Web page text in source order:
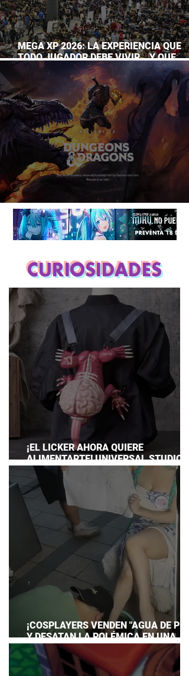
MEGA XP 2026: LA EXPERIENCIA QUE
TODO JUGADOR DEBE VIVIR… Y QUE
AHORA PUEDES DISFRUTAR A TU RITMO
DUNGEONS & DRAGONS ¿TE ATREVES?
CURIOSIDADES
¡EL LICKER AHORA QUIERE
ALIMENTARTE! UNIVERSAL STUDIOS
JAPAN PRESENTA SU TERRORÍFICA
COLECCIÓN DE RESIDENT EVIL
¡COSPLAYERS VENDEN "AGUA DE
Y DESATAN LA POLÉMICA EN UNA
CONVENCIÓN DE ANIME!